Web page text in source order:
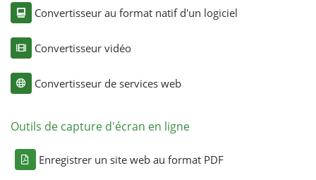
Convertisseur au format natif d'un logiciel
Convertisseur vidéo
Convertisseur de services web
Outils de capture d'écran en ligne
Enregistrer un site web au format PDF